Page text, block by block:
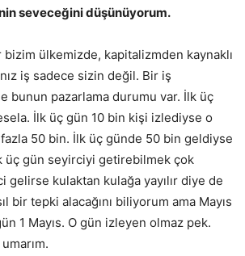
seveceğini düşünüyorum.
ülkemizde, kapitalizmden kaynaklı
iş sadece sizin değil. Bir iş
bunun pazarlama durumu var. İlk üç
İlk üç gün 10 bin kişi izlediyse o
50 bin. İlk üç günde 50 bin geldiyse
üç gün seyirciyi getirebilmek çok
gelirse kulaktan kulağa yayılır diye de
bir tepki alacağını biliyorum ama Mayıs
1 Mayıs. O gün izleyen olmaz pek.